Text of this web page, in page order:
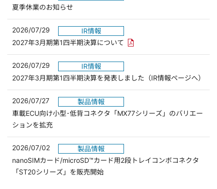
夏季休業のお知らせ
2026/07/29
IR情報
2027年3月期第1四半期決算について PDFリンクを新しいウィンド
2026/07/29
IR情報
2027年3月期第1四半期決算を発表しました（IR情報ページへ）
2026/07/27
製品情報
車載ECU向け小型･低背コネクタ「MX77シリーズ」のバリエー
ションを拡充
2026/07/02
製品情報
nanoSIMカード/microSD™カード用2段トレイコンボコネクタ
「ST20シリーズ」を販売開始